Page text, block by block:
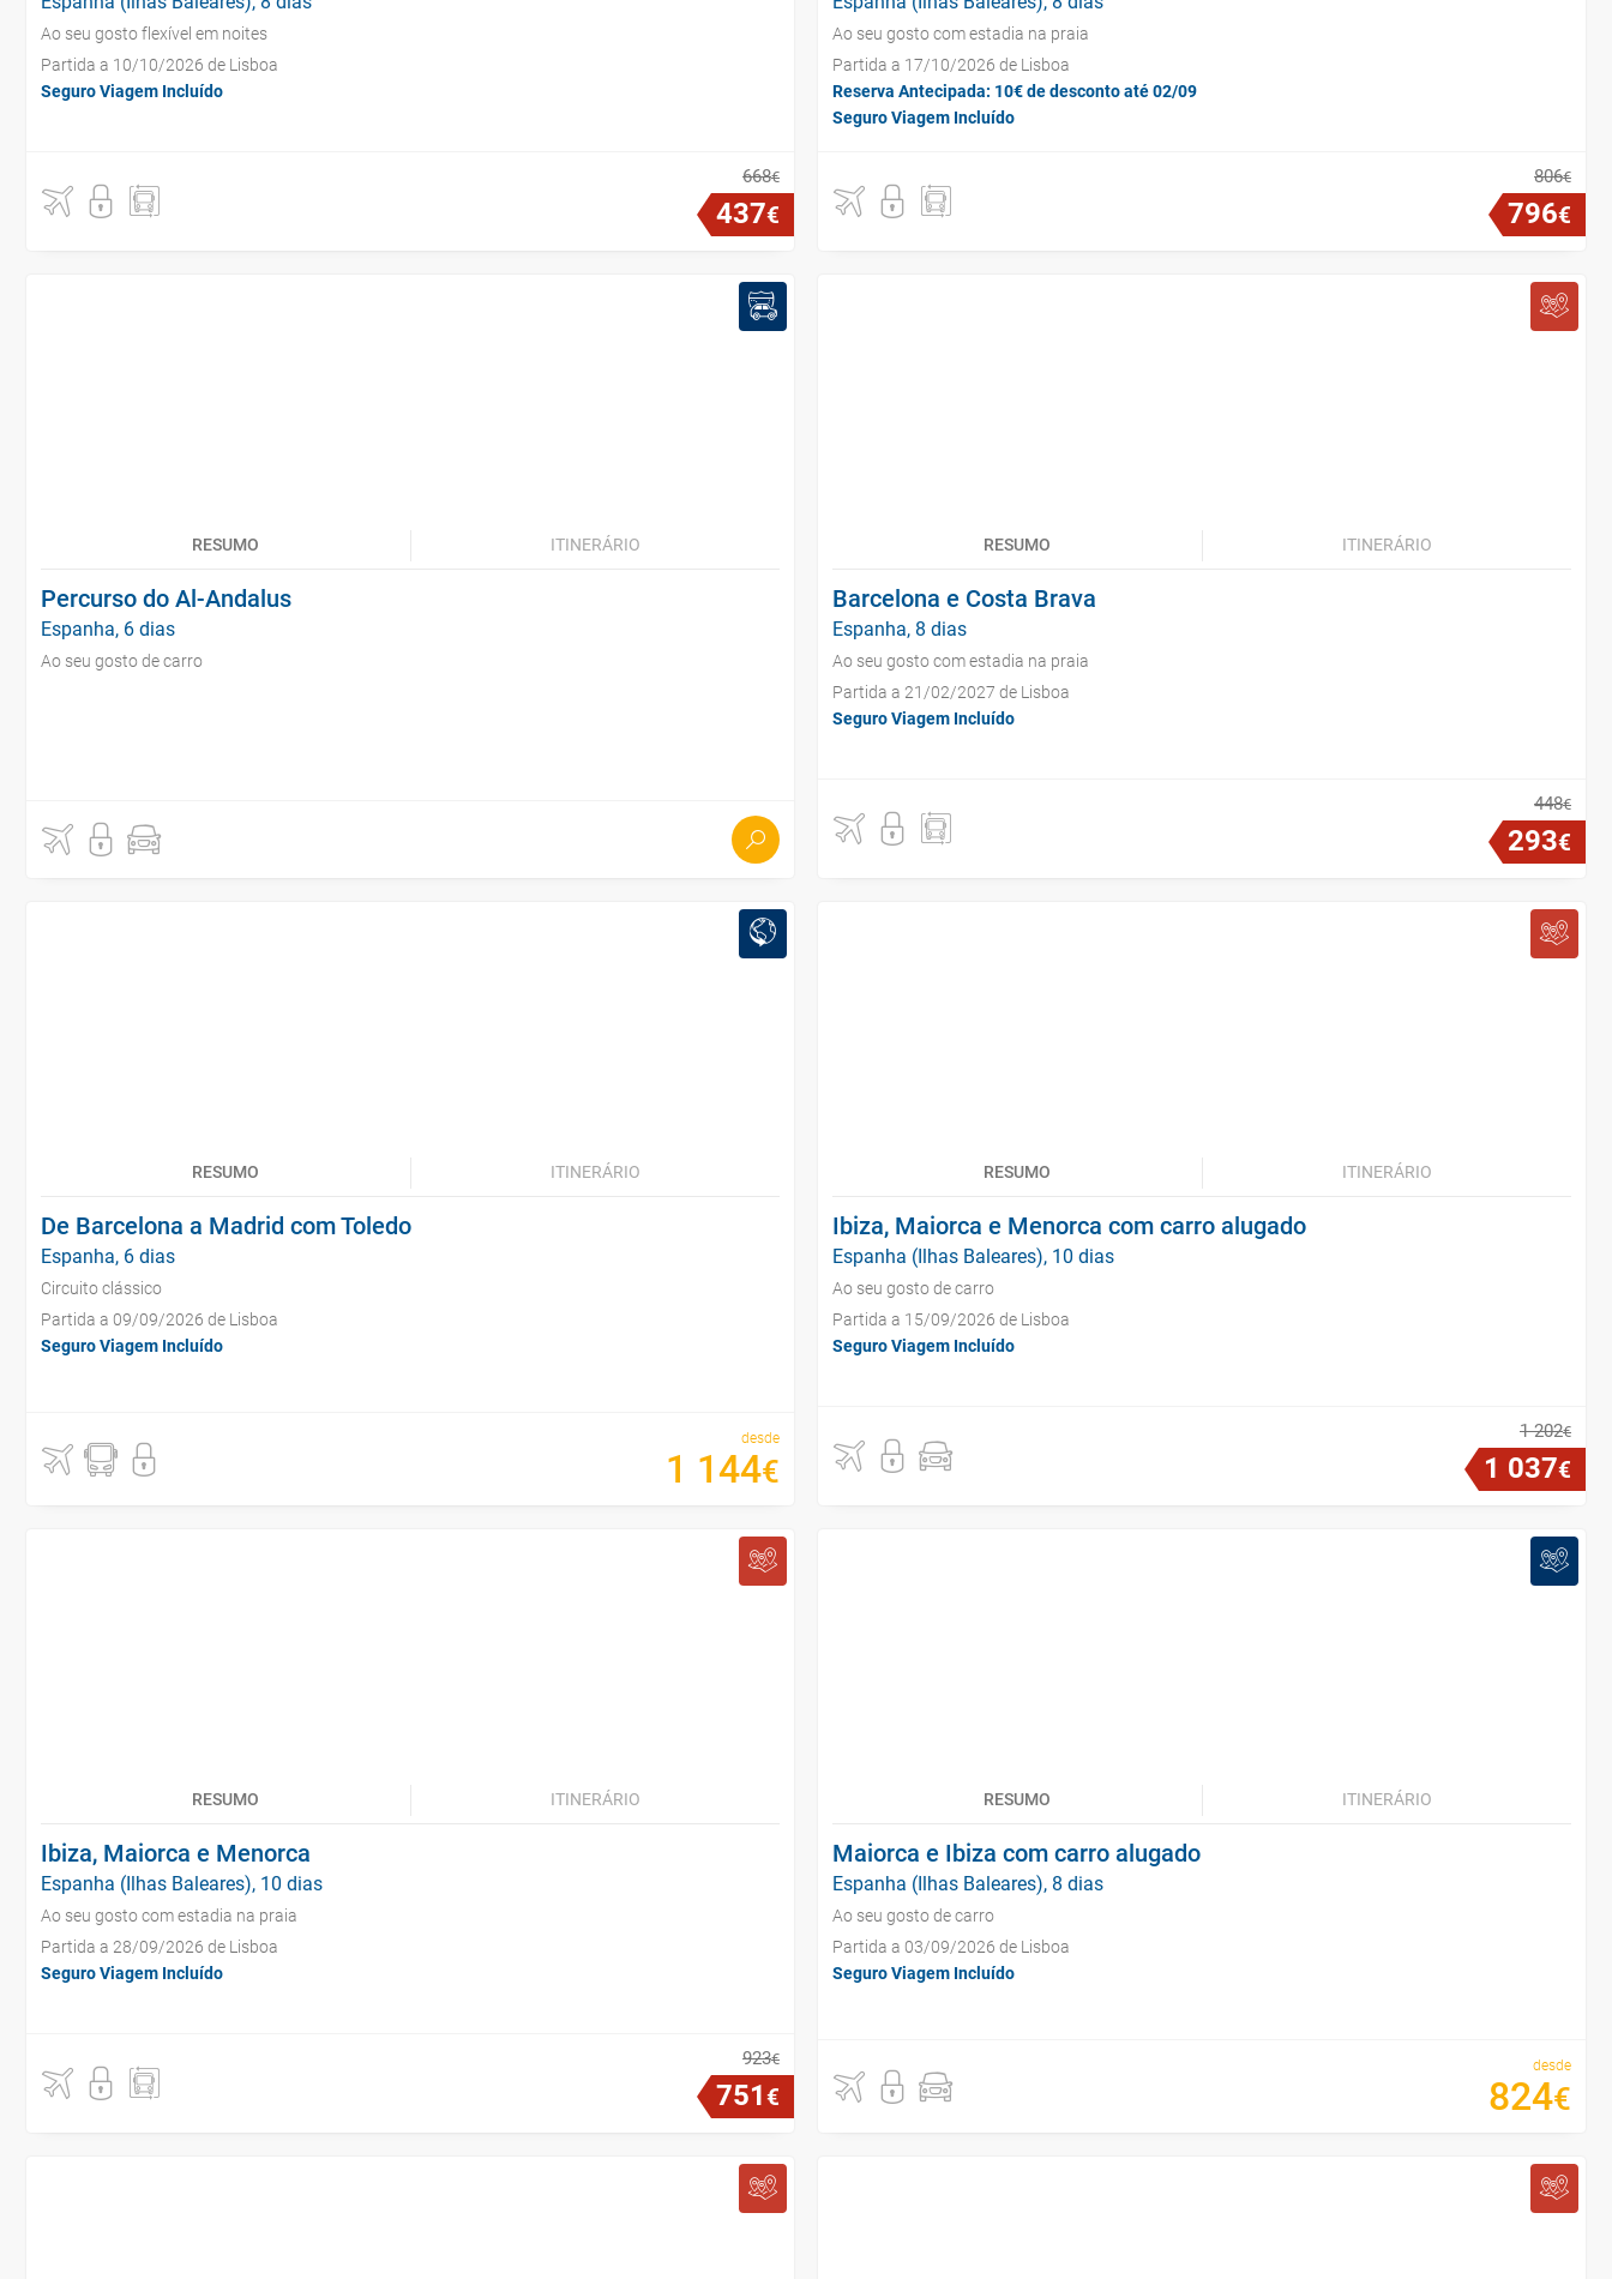
Ao seu gosto flexível em noites
Partida a 10/10/2026 de Lisboa
Seguro Viagem Incluído
668€
437€
Ao seu gosto com estadia na praia
Partida a 17/10/2026 de Lisboa
Reserva Antecipada: 10€ de desconto até 02/09
Seguro Viagem Incluído
806€
796€
RESUMO ITINERÁRIO
Percurso do Al-Andalus
Espanha, 6 dias
Ao seu gosto de carro
RESUMO ITINERÁRIO
Barcelona e Costa Brava
Espanha, 8 dias
Ao seu gosto com estadia na praia
Partida a 21/02/2027 de Lisboa
Seguro Viagem Incluído
448€
293€
RESUMO ITINERÁRIO
De Barcelona a Madrid com Toledo
Espanha, 6 dias
Circuito clássico
Partida a 09/09/2026 de Lisboa
Seguro Viagem Incluído
desde
1 144€
RESUMO ITINERÁRIO
Ibiza, Maiorca e Menorca com carro alugado
Espanha (Ilhas Baleares), 10 dias
Ao seu gosto de carro
Partida a 15/09/2026 de Lisboa
Seguro Viagem Incluído
1 202€
1 037€
RESUMO ITINERÁRIO
Ibiza, Maiorca e Menorca
Espanha (Ilhas Baleares), 10 dias
Ao seu gosto com estadia na praia
Partida a 28/09/2026 de Lisboa
Seguro Viagem Incluído
923€
751€
RESUMO ITINERÁRIO
Maiorca e Ibiza com carro alugado
Espanha (Ilhas Baleares), 8 dias
Ao seu gosto de carro
Partida a 03/09/2026 de Lisboa
Seguro Viagem Incluído
desde
824€